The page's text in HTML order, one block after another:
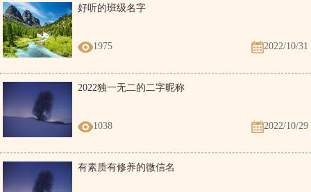
好听的班级名字
1975 2022/10/31
2022独一无二的二字昵称
1038 2022/10/29
有素质有修养的微信名